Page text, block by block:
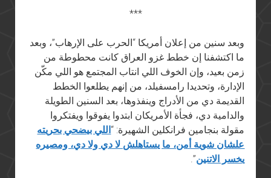
***
وبعد سنين من إعلان أمريكا “الحرب على الإرهاب”، وبعد
ما اكتشفنا إن خطط غزو العراق كانت محطوطة من
زمن بعيد، وإن الخوف اللي انتاب المجتمع هو اللي مكّن
الإدارة، وتحديدا رامسفيلد، من إنهم يطلعوا الخطط
القديمة دي من الأدراج وينفذوها، بعد السنين الطويلة
والدامية دي، فجأة الأمريكان ابتدوا يفوقوا ويفتكروا
مقولة بنجامين فرانكلين الشهيرة: “اللي بيضحي بحريته
علشان شوية أمن، ما يستاهلش لا دي ولا دي، ومصيره
يخسر الاتنين”.